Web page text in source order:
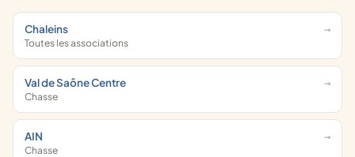
Chaleins
Toutes les associations
Val de Saône Centre
Chasse
AIN
Chasse